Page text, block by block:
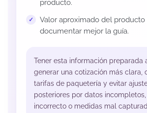
producto.
Valor aproximado del producto
documentar mejor la guía.
Tener esta información preparada
generar una cotización más clara,
tarifas de paquetería y evitar
posteriores por datos
incorrecto o medidas mal